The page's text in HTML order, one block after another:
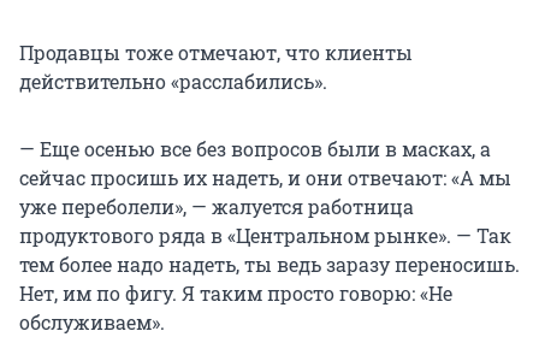
Продавцы тоже отмечают, что клиенты
действительно «расслабились».
— Еще осенью все без вопросов были в масках, а
сейчас просишь их надеть, и они отвечают: «А мы
уже переболели», — жалуется работница
продуктового ряда в «Центральном рынке». — Так
тем более надо надеть, ты ведь заразу переносишь.
Нет, им по фигу. Я таким просто говорю: «Не
обслуживаем».